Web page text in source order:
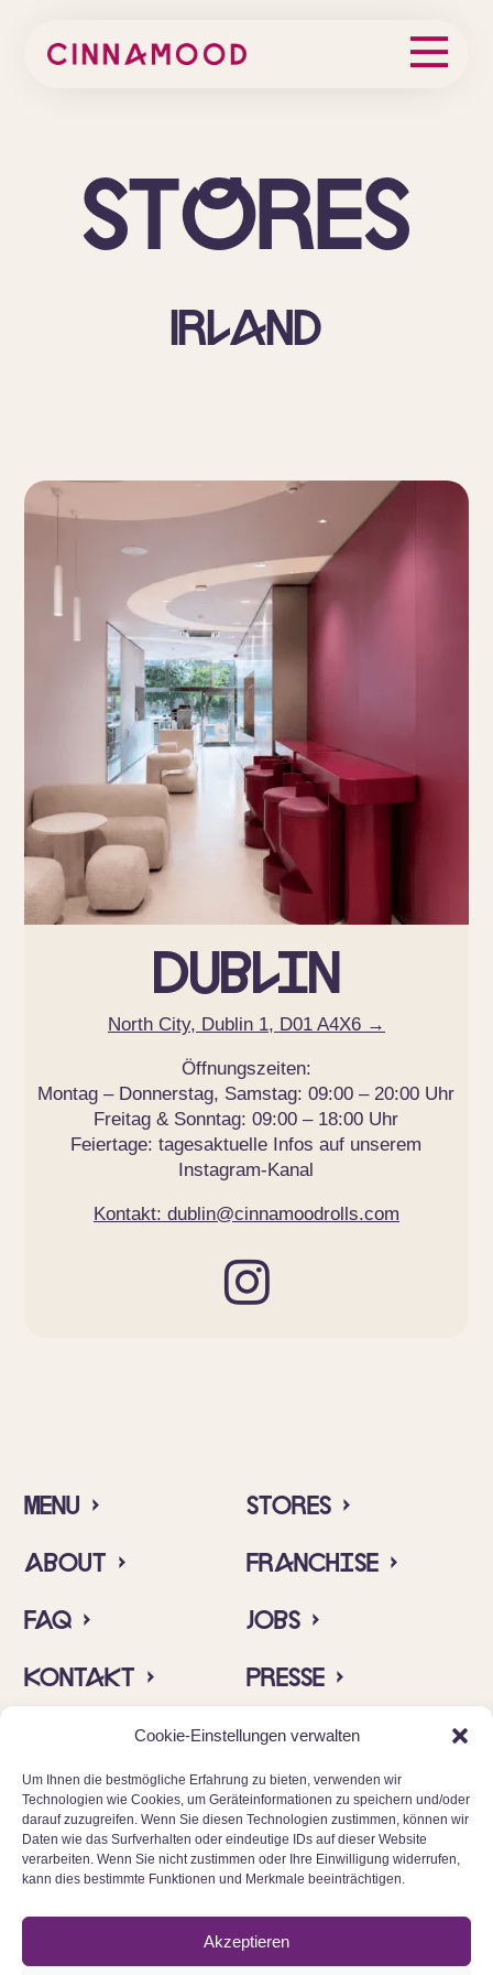
Cookie-Einstellungen verwalten
Um Ihnen die bestmögliche Erfahrung zu bieten, verwenden wir
Technologien wie Cookies, um Geräteinformationen zu speichern und/oder
darauf zuzugreifen. Wenn Sie diesen Technologien zustimmen, können wir
Daten wie das Surfverhalten oder eindeutige IDs auf dieser Website
verarbeiten. Wenn Sie nicht zustimmen oder Ihre Einwilligung widerrufen,
kann dies bestimmte Funktionen und Merkmale beeinträchtigen.
Akzeptieren
Stores
Irland
Dublin
North City, Dublin 1, D01 A4X6 →
Öffnungszeiten:
Montag – Donnerstag, Samstag: 09:00 – 20:00 Uhr
Freitag & Sonntag: 09:00 – 18:00 Uhr
Feiertage: tagesaktuelle Infos auf unserem
Instagram-Kanal
Kontakt: dublin@cinnamoodrolls.com

Menu ›
About ›
FAQ ›
Kontakt ›
Stores ›
Franchise ›
Jobs ›
Presse ›
Allergene ›
Datenschutz